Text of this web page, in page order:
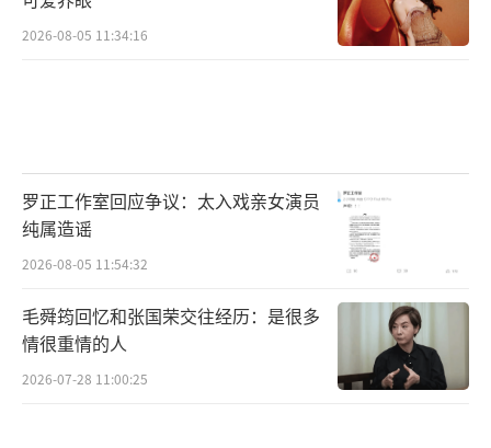
2026-08-05 11:34:16
罗正工作室回应争议：太入戏亲女演员
纯属造谣
2026-08-05 11:54:32
毛舜筠回忆和张国荣交往经历：是很多
情很重情的人
2026-07-28 11:00:25